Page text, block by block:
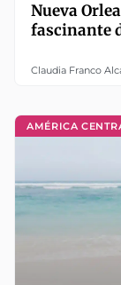
Nueva
fascinante
Claudia Franco
AMÉRICA